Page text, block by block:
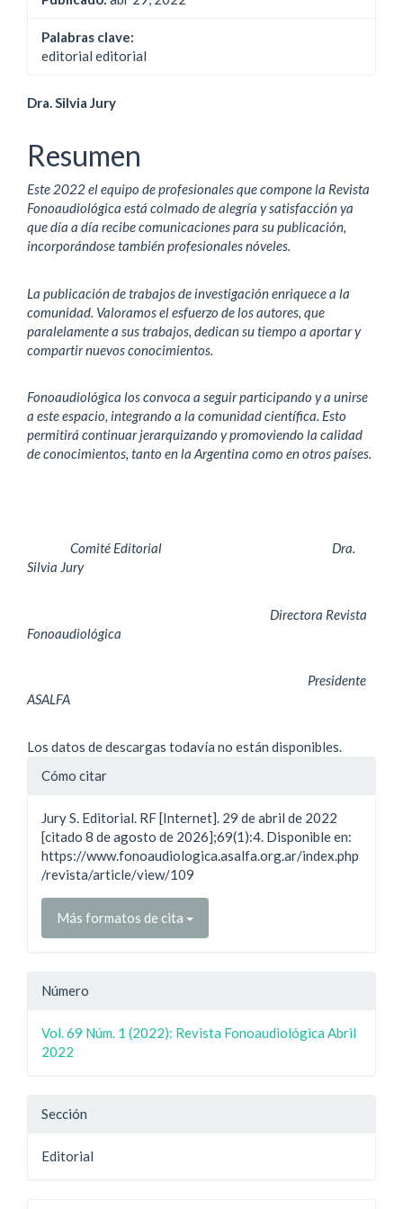
Palabras clave:
editorial editorial
Contenido
principal
del
artículo
Dra. Silvia Jury
Resumen
Este 2022 el equipo de profesionales que compone la Revista
Fonoaudiológica está colmado de alegría y satisfacción ya
que día a día recibe comunicaciones para su publicación,
incorporándose también profesionales nóveles.
La publicación de trabajos de investigación enriquece a la
comunidad. Valoramos el esfuerzo de los autores, que
paralelamente a sus trabajos, dedican su tiempo a aportar y
compartir nuevos conocimientos.
Fonoaudiológica los convoca a seguir participando y a unirse
a este espacio, integrando a la comunidad científica. Esto
permitirá continuar jerarquizando y promoviendo la calidad
de conocimientos, tanto en la Argentina como en otros países.
Comité Editorial Dra.
Silvia Jury
Directora Revista
Fonoaudiológica
Presidente
ASALFA
Los datos de descargas todavía no están disponibles.
Detalles
artículo
Cómo citar
Jury S. Editorial. RF [Internet]. 29 de abril de 2022
[citado 8 de agosto de 2026];69(1):4. Disponible en:
https://www.fonoaudiologica.asalfa.org.ar/index.php
/revista/article/view/109
Más formatos de cita
Número
Vol. 69 Núm. 1 (2022): Revista Fonoaudiológica Abril
2022
Sección
Editorial